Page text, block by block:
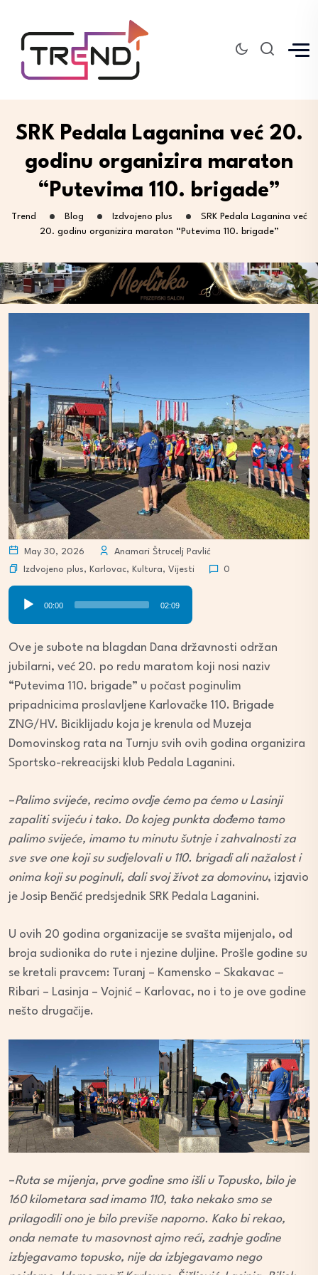
SRK Pedala Laganina već 20.
godinu organizira maraton
“Putevima 110. brigade”
Trend Blog Izdvojeno plus
SRK Pedala Laganina već
20. godinu organizira maraton “Putevima 110. brigade”
May 30, 2026
Anamari Štrucelj Pavlić
Izdvojeno plus, Karlovac, Kultura, Vijesti 0
Audio
Player
00:00 02:09
Ove je subote na blagdan Dana državnosti održan
jubilarni, već 20. po redu maratom koji nosi naziv
“Putevima 110. brigade” u počast poginulim
pripadnicima proslavljene Karlovačke 110. Brigade
ZNG/HV. Biciklijadu koja je krenula od Muzeja
Domovinskog rata na Turnju svih ovih godina organizira
Sportsko-rekreacijski klub Pedala Laganini.
–Palimo svijeće, recimo ovdje ćemo pa ćemo u Lasinji
zapaliti svijeću i tako. Do kojeg punkta dođemo tamo
palimo svijeće, imamo tu minutu šutnje i zahvalnosti za
sve sve one koji su sudjelovali u 110. brigadi ali nažalost i
onima koji su poginuli, dali svoj život za domovinu, izjavio
je Josip Benčić predsjednik SRK Pedala Laganini.
U ovih 20 godina organizacije se svašta mijenjalo, od
broja sudionika do rute i njezine duljine. Prošle godine su
se kretali pravcem: Turanj – Kamensko – Skakavac –
Ribari – Lasinja – Vojnić – Karlovac, no i to je ove godine
nešto drugačije.
–Ruta se mijenja, prve godine smo išli u Topusko, bilo je
160 kilometara sad imamo 110, tako nekako smo se
prilagodili ono je bilo previše naporno. Kako bi rekao,
onda nemate tu masovnost ajmo reći, zadnje godine
izbjegavamo topusko, nije da izbjegavamo nego